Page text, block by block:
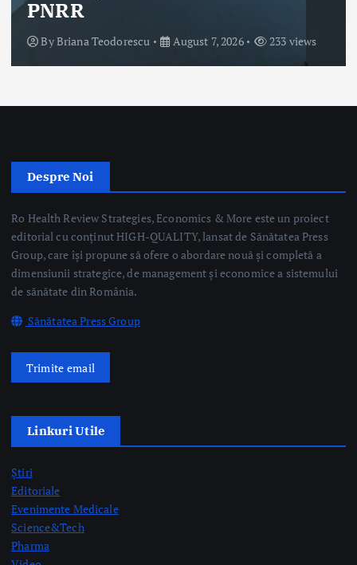
August 7, 2026 233 views
Ro Health Review Strategies, Economics & More este un proiect
Group, care își propune să ofere o abordare nouă și completă a
dimensiunii strategice, de management și economice a sistemului
de sănătate din România.
Sănătatea Press Group
Știri
Evenimente Medicale
Science&Tech
Pharma
Video